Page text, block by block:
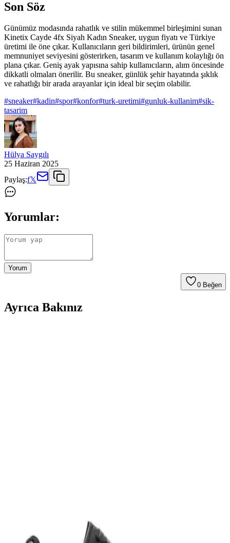
Son Söz
Günümüz modasında rahatlık ve stilin mükemmel birleşimini sunan
Kinetix Cayde 4fx Siyah Kadın Sneaker, uygun fiyatı ve Türkiye
üretimi ile öne çıkar. Kullanıcıların geri bildirimleri, ürünün genel
memnuniyet seviyesini gösterirken, tasarım ve kullanım kolaylığı ön
plana çıkar. Geniş ayak yapısına sahip kullanıcıların, alım öncesinde
dikkatli olmaları önerilir. Bu sneaker, günlük şehir hayatında şıklık
ve rahatlığı bir arada arayanlar için ideal bir seçim olabilir.
#sneaker#kadin#spor#konfor#turk-uretimi#gunluk-kullanim#sik-
tasarim
Hülya Saygılı
25 Haziran 2025
Paylaş:f𝕏
Yorumlar:
Yorum
0 Beğen
Ayrıca Bakınız
alabilir dokuma malzemesi ve şık tasarımıyla günlük kullanım için
ideal. Ancak numara uyumsuzluğu kullanıcı memnuniyetini
etkiliyor.